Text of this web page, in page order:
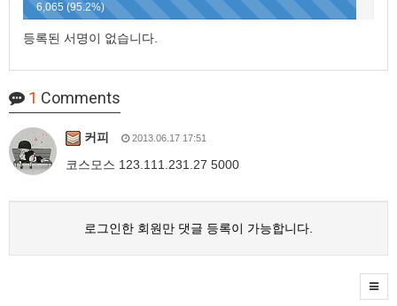
6,065 (95.2%)
등록된 서명이 없습니다.
1 Comments
커피 2013.06.17 17:51
코스모스 123.111.231.27 5000
로그인한 회원만 댓글 등록이 가능합니다.